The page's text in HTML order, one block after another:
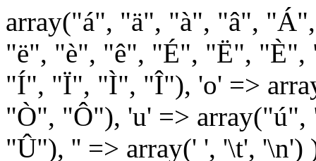
array("á", "ä", "à", "â",
"ë", "è", "ê", "É", "Ë",
"Í", "Ï", "Ì", "Î"), 'o' =>
"Ò", "Ô"), 'u' =>
"Û"), '' => array(' ', '\t',